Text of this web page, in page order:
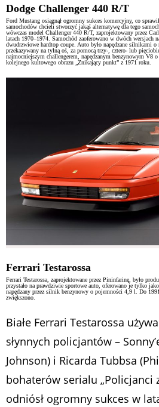
Dodge Challenger 440 R/T
Ford Mustang osiągnął ogromny sukces komercyjny, co
samochodów chcieli stworzyć jakąś alternatywę dla tego
wówczas model Challenger 440 R/T, zaprojektowany przez
latach 1970–1974. Samochód zaoferowano w dwóch
dwudrzwiowe hardtop coupe. Auto było napędzane silnikami
przekazywany na tylną oś, za pomocą trzy-, cztero- lub
najmocniejszym challengerem, napędzanym benzynowym V8
kolejnego kultowego obrazu „Znikający punkt” z 1971 roku.
Ferrari Testarossa
Ferrari Testarossa, zaprojektowane przez Pininfarinę, było
przystało na prawdziwie sportowe auto, oferowano je tylko
napędzany przez silnik benzynowy o pojemności 4,9 l. Do
zwiększono.
Białe Ferrari Testarossa
słynnych policjantów –
Johnson) i Ricarda Tubbsa
bohaterów serialu „Policjanci
odniósł ogromny sukces w